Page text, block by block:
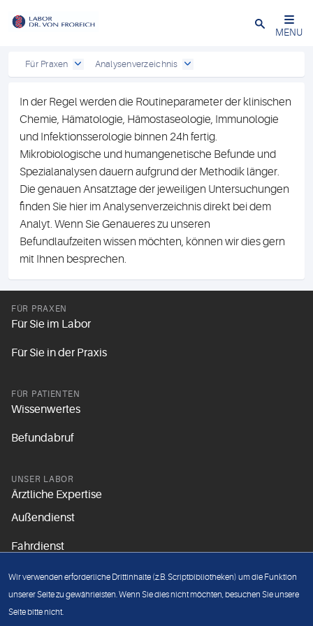
Close
MENU
Für Praxen Analysenverzeichnis
In der Regel werden die Routineparameter der klinischen
Chemie, Hämatologie, Hämostaseologie, Immunologie
und Infektionsserologie binnen 24h fertig.
Mikrobiologische und humangenetische Befunde und
Spezialanalysen dauern aufgrund der Methodik länger.
Die genauen Ansatztage der jeweiligen Untersuchungen
finden Sie hier im Analysenverzeichnis direkt bei dem
Analyt. Wenn Sie Genaueres zu unseren
Befundlaufzeiten wissen möchten, können wir dies gern
mit Ihnen besprechen.
FÜR PRAXEN
Für Sie im Labor
Für Sie in der Praxis
FÜR PATIENTEN
Wissenwertes
Befundabruf
UNSER LABOR
Ärztliche Expertise
Außendienst
Fahrdienst
Unsere Grundsätze
Wir verwenden erforderliche Drittinhalte (z.B. Scriptbibliotheken) um die Funktion
unserer Seite zu gewährleisten. Wenn Sie dies nicht möchten, besuchen Sie unsere
Seite bitte nicht.